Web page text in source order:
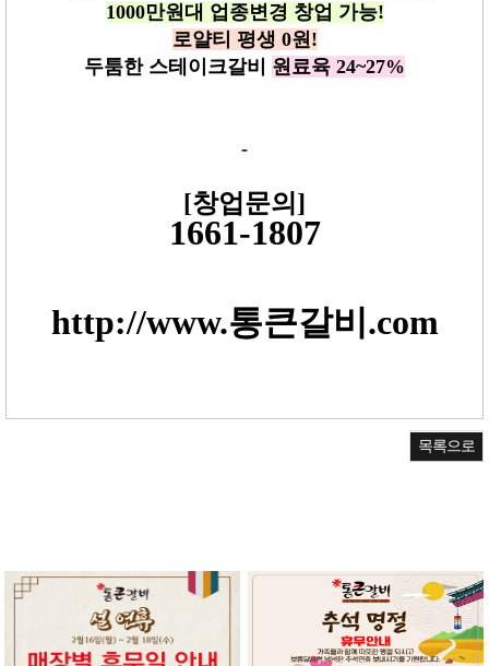
1000만원대 업종변경 창업 가능!
로얄티 평생 0원!
두툼한 스테이크갈비 원료육 24~27%
-
[창업문의 ]
1661-1807
http://www.통큰갈비.com
목록으로